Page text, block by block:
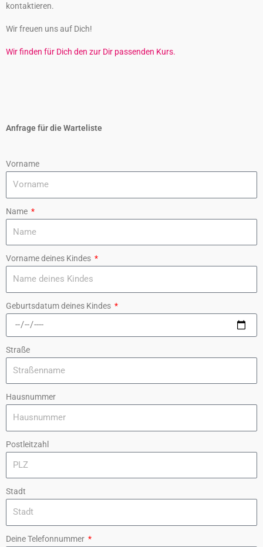
kontaktieren.
Wir freuen uns auf Dich!
Wir finden für Dich den zur Dir passenden Kurs.
Anfrage für die Warteliste
Vorname
Name
Vorname deines Kindes
Geburtsdatum deines Kindes
Straße
Hausnummer
Postleitzahl
Stadt
Deine Telefonnummer